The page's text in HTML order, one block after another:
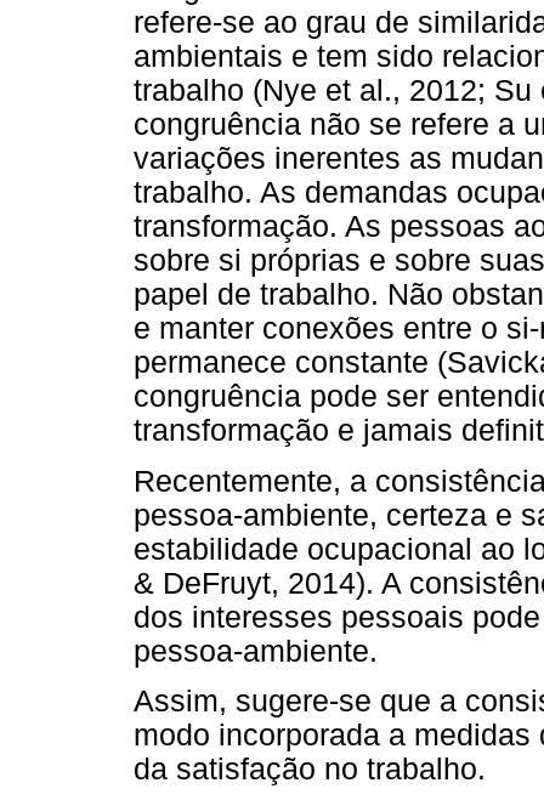
refere-se ao grau de
ambientais e tem sido
trabalho (Nye et al., 2012;
congruência não se refere a
variações inerentes as
trabalho. As demandas
transformação. As pessoas
sobre si próprias e sobre
papel de trabalho. Não
e manter conexões entre o
permanece constante
congruência pode ser
transformação e jamais
Recentemente, a
pessoa-ambiente, certeza e
estabilidade ocupacional ao
& DeFruyt, 2014). A
dos interesses pessoais
pessoa-ambiente.
Assim, sugere-se que a
modo incorporada a
da satisfação no trabalho.